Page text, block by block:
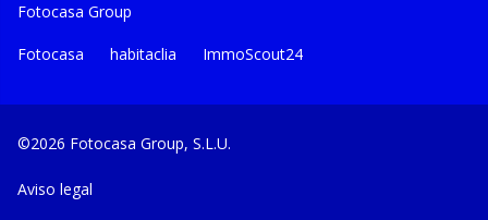
Fotocasa Group
Fotocasa habitaclia ImmoScout24
©2026 Fotocasa Group, S.L.U.
Aviso legal